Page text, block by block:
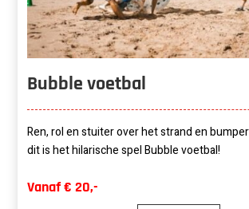
Bubble voetbal
Ren, rol en stuiter over het strand en
dit is het hilarische spel Bubble voetbal!
Vanaf € 20,-